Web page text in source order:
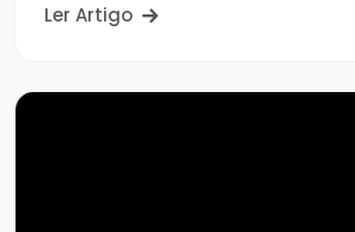
Ler Artigo